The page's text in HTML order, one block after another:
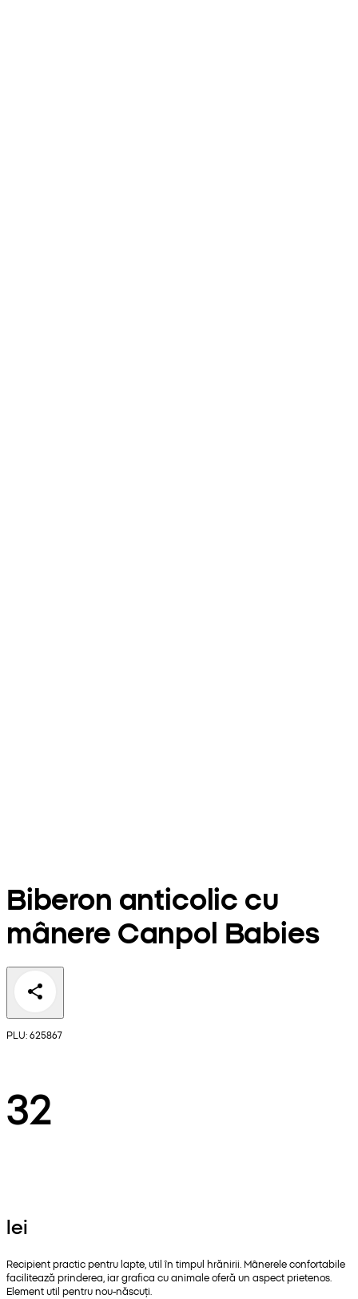
Biberon anticolic cu
mânere Canpol Babies
PLU: 625867
32
lei
Recipient practic pentru lapte, util în timpul hrănirii. Mânerele confortabile
facilitează prinderea, iar grafica cu animale oferă un aspect prietenos.
Element util pentru nou-născuți.